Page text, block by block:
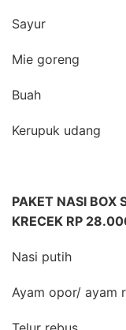
Sayur
Mie goreng
Buah
Kerupuk udang
PAKET NASI BOX
KRECEK RP
Nasi putih
Ayam opor/ ayam